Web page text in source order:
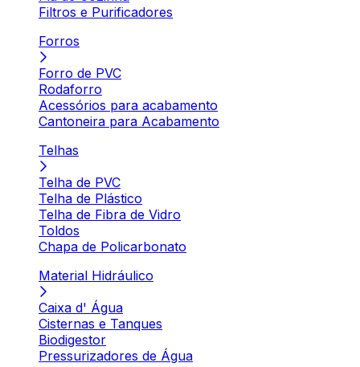
Filtros e Purificadores
Forros
Forro de PVC
Rodaforro
Acessórios para acabamento
Cantoneira para Acabamento
Telhas
Telha de PVC
Telha de Plástico
Telha de Fibra de Vidro
Toldos
Chapa de Policarbonato
Material Hidráulico
Caixa d' Água
Cisternas e Tanques
Biodigestor
Pressurizadores de Água